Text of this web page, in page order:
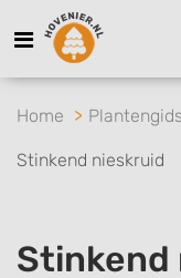
Home Plantengids
Stinkend nieskruid
Stinkend